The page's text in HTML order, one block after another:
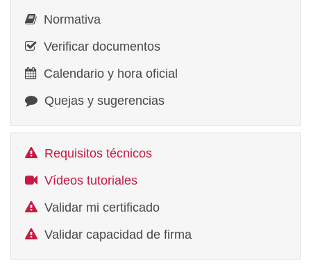
Normativa
Verificar documentos
Calendario y hora oficial
Quejas y sugerencias
Requisitos técnicos
Vídeos tutoriales
Validar mi certificado
Validar capacidad de firma